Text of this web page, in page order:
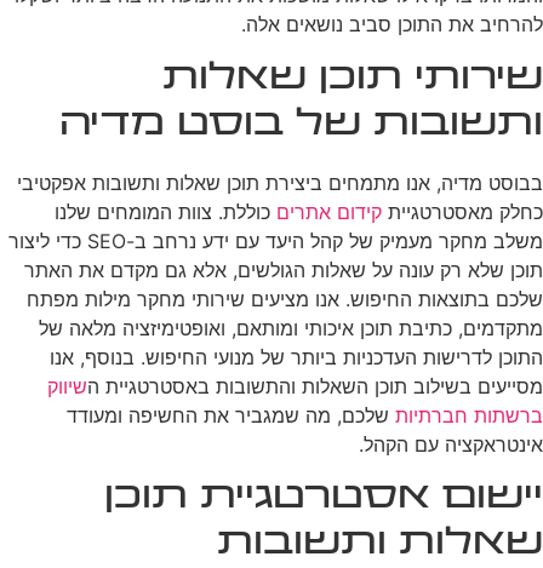
להרחיב את התוכן סביב נושאים אלה.
שירותי תוכן שאלות
ותשובות של בוסט מדיה
בבוסט מדיה, אנו מתמחים ביצירת תוכן שאלות ותשובות אפקטיבי
כחלק מאסטרטגיית קידום אתרים כוללת. צוות המומחים שלנו
משלב מחקר מעמיק של קהל היעד עם ידע נרחב ב-SEO כדי ליצור
תוכן שלא רק עונה על שאלות הגולשים, אלא גם מקדם את האתר
שלכם בתוצאות החיפוש. אנו מציעים שירותי מחקר מילות מפתח
מתקדמים, כתיבת תוכן איכותי ומותאם, ואופטימיזציה מלאה של
התוכן לדרישות העדכניות ביותר של מנועי החיפוש. בנוסף, אנו
מסייעים בשילוב תוכן השאלות והתשובות באסטרטגיית השיווק
ברשתות חברתיות שלכם, מה שמגביר את החשיפה ומעודד
אינטראקציה עם הקהל.
יישום אסטרטגיית תוכן
שאלות ותשובות